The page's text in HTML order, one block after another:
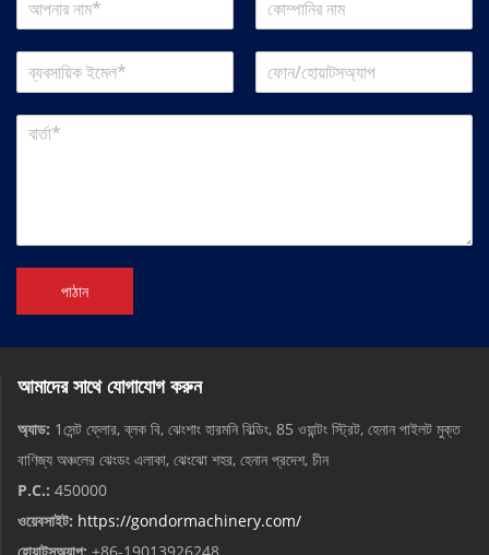
পাঠান
আমাদের সাথে যোগাযোগ করুন
অ্যাড: 1সেন্ট ফ্লোর, ব্লক বি, ঝেংশাং হারমনি বিল্ডিং, 85 ওয়ান্টং স্ট্রিট, হেনান পাইলট মুক্ত
বাণিজ্য অঞ্চলের ঝেংডং এলাকা, ঝেংঝো শহর, হেনান প্রদেশ, চীন
P.C.: 450000
ওয়েবসাইট: https://gondormachinery.com/